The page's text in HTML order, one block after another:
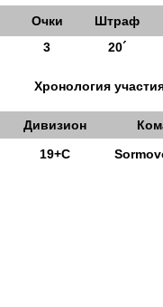
Очки
Штраф
3 20´
Хронология
Дивизион
19+С